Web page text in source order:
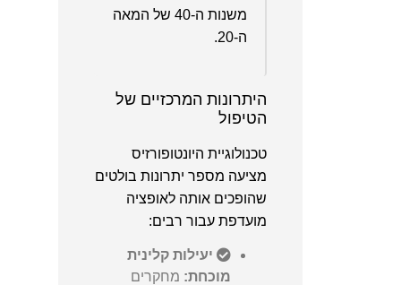
משנות ה-40 של המאה
ה-20.
היתרונות המרכזיים של
הטיפול
טכנולוגיית היונטופורזיס
מציעה מספר יתרונות בולטים
שהופכים אותה לאופציה
מועדפת עבור רבים:
יעילות קלינית
מוכחת: מחקרים